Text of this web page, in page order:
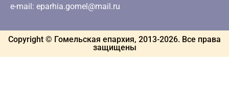
e-mail: eparhia.gomel@mail.ru
Copyright © Гомельская епархия, 2013-2026. Все права
защищены